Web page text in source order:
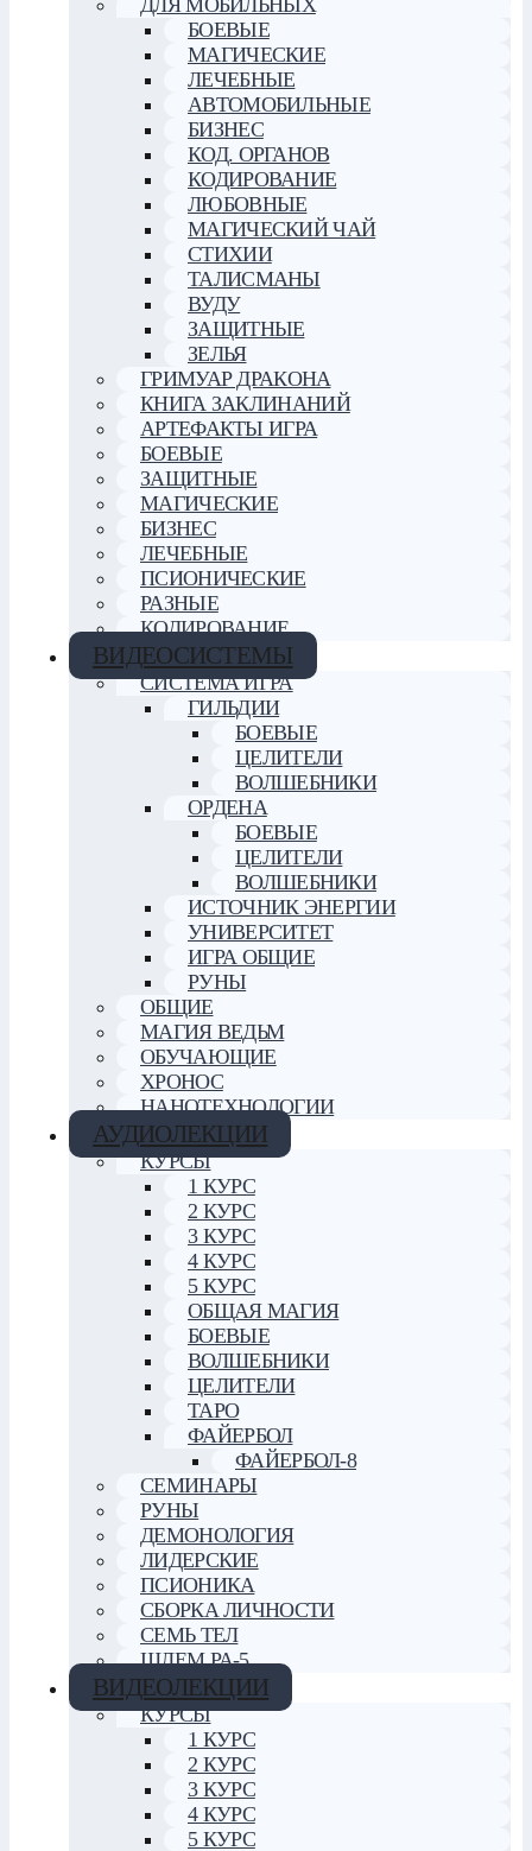
БОЕВЫЕ
МАГИЧЕСКИЕ
ЛЕЧЕБНЫЕ
АВТОМОБИЛЬНЫЕ
БИЗНЕС
КОД. ОРГАНОВ
КОДИРОВАНИЕ
ЛЮБОВНЫЕ
МАГИЧЕСКИЙ ЧАЙ
СТИХИИ
ТАЛИСМАНЫ
ВУДУ
ЗАЩИТНЫЕ
ЗЕЛЬЯ
ГРИМУАР ДРАКОНА
КНИГА ЗАКЛИНАНИЙ
АРТЕФАКТЫ ИГРА
БОЕВЫЕ
ЗАЩИТНЫЕ
МАГИЧЕСКИЕ
БИЗНЕС
ЛЕЧЕБНЫЕ
ПСИОНИЧЕСКИЕ
РАЗНЫЕ
КОДИРОВАНИЕ
ВИДЕОСИСТЕМЫ
СИСТЕМА ИГРА
ГИЛЬДИИ
БОЕВЫЕ
ЦЕЛИТЕЛИ
ВОЛШЕБНИКИ
ОРДЕНА
БОЕВЫЕ
ЦЕЛИТЕЛИ
ВОЛШЕБНИКИ
ИСТОЧНИК ЭНЕРГИИ
УНИВЕРСИТЕТ
ИГРА ОБЩИЕ
РУНЫ
ОБЩИЕ
МАГИЯ ВЕДЬМ
ОБУЧАЮЩИЕ
ХРОНОС
НАНОТЕХНОЛОГИИ
АУДИОЛЕКЦИИ
КУРСЫ
1 КУРС
2 КУРС
3 КУРС
4 КУРС
5 КУРС
ОБЩАЯ МАГИЯ
БОЕВЫЕ
ВОЛШЕБНИКИ
ЦЕЛИТЕЛИ
ТАРО
ФАЙЕРБОЛ
ФАЙЕРБОЛ-8
СЕМИНАРЫ
РУНЫ
ДЕМОНОЛОГИЯ
ЛИДЕРСКИЕ
ПСИОНИКА
СБОРКА ЛИЧНОСТИ
СЕМЬ ТЕЛ
ШЛЕМ РА-5
ВИДЕОЛЕКЦИИ
КУРСЫ
1 КУРС
2 КУРС
3 КУРС
4 КУРС
5 КУРС